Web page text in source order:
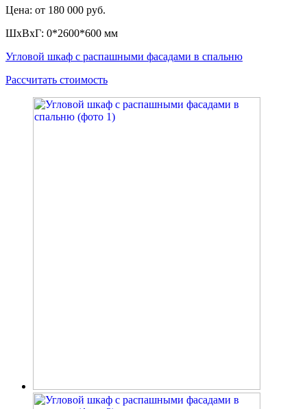
Цена: от 180 000 руб.
ШxВxГ: 0*2600*600 мм
Угловой шкаф с распашными фасадами в спальню
Рассчитать стоимость